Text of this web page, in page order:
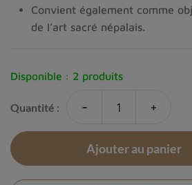
Convient également comme
de l’art sacré népalais.
Disponible : 2 produits
Quantité : - +
Ajouter au panier